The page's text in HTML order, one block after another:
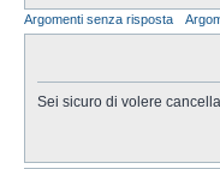
Argomenti senza risposta
Sei sicuro di volere